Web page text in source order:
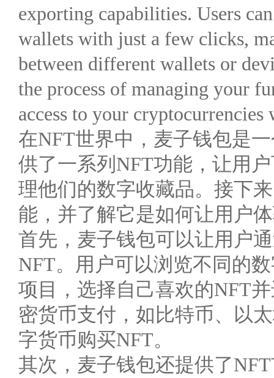
exporting capabilities. Users
wallets with just a few clicks,
between different wallets or
the process of managing your
access to your cryptocurrencies
在NFT世界中，麦子钱包是
供了一系列NFT功能，让用
理他们的数字收藏品。接下
能，并了解它是如何让用户
首先，麦子钱包可以让用户
NFT。用户可以浏览不同的
项目，选择自己喜欢的NFT
密货币支付，如比特币、以
字货币购买NFT。
其次，麦子钱包还提供了